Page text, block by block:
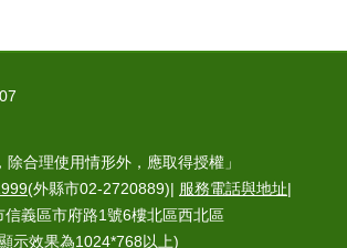
除合理使用情形外，應取得授權」
(外縣市02-2720889)| 服務電話與地址|
義區市府路1號6樓北區西北區
示效果為1024*768以上)